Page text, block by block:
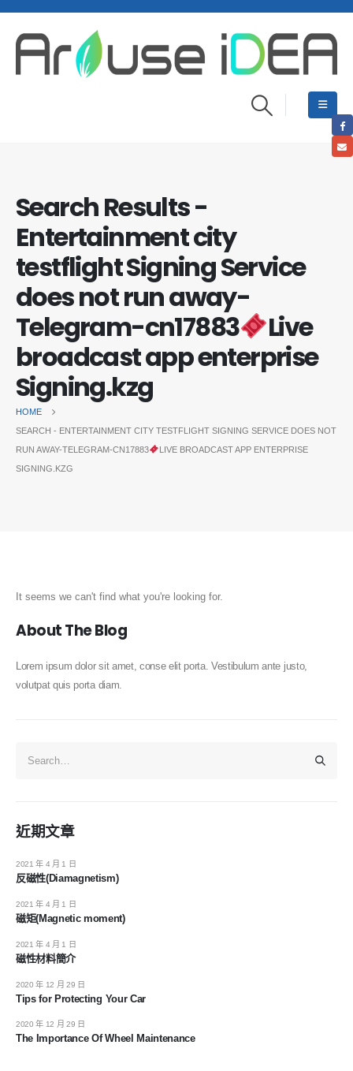
Search Results -
Entertainment city
testflight Signing Service
does not run away-
Telegram-cn17883
Live
broadcast app enterprise
Signing.kzg
HOME
SEARCH - ENTERTAINMENT CITY TESTFLIGHT SIGNING SERVICE DOES NOT
RUN AWAY-TELEGRAM-CN17883
LIVE BROADCAST APP ENTERPRISE
SIGNING.KZG
It seems we can't find what you're looking for.
About The Blog
Lorem ipsum dolor sit amet, conse elit porta. Vestibulum ante justo,
volutpat quis porta diam.
近期文章
反磁性(Diamagnetism)
2021 年 4 月 1 日
磁矩(Magnetic moment)
2021 年 4 月 1 日
磁性材料簡介
2021 年 4 月 1 日
Tips for Protecting Your Car
2020 年 12 月 29 日
The Importance Of Wheel Maintenance
2020 年 12 月 29 日